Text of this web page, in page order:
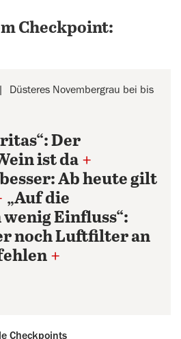
Checkpoint:
Düsteres Novembergrau bei bis
Der
ist da +
Ab heute gilt
„Auf die
Einfluss“:
noch Luftfilter an
+
Checkpoints